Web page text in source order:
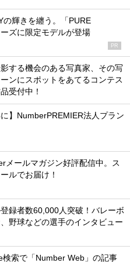
の輝きを纏う。「PURE
ズに限定モデルが登場
PR
する機会のある写真家、その写
ンにスポットをあてるコンテス
受付中！
に】NumberPREMIER法人プラン
メールマガジン好評配信中。ス
ルでお届け！
録者数60,000人突破！バレーボ
野球などの選手のインタビュー
検索で「Number Web」の記事